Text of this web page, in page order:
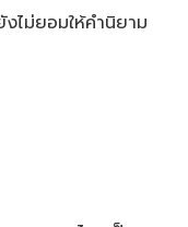
ไม่ยอมให้คำนิยาม